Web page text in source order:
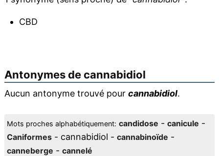
CBD
Antonymes de cannabidiol
Aucun antonyme trouvé pour cannabidiol.
Mots proches alphabétiquement: candidose - canicule -
Caniformes- cannabidiol - cannabinoïde -
canneberge - cannelé